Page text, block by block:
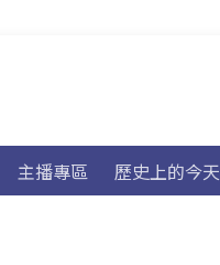
主播專區 歷史上的今天